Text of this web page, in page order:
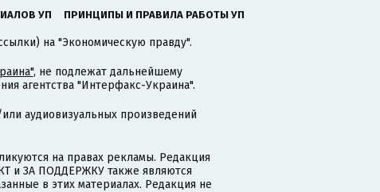
УП ПРИНЦИПЫ И ПРАВИЛА РАБОТЫ УП
на "Экономическую правду".
, не подлежат дальнейшему
агентства "Интерфакс-Украина".
аудиовизуальных произведений
на правах рекламы. Редакция
и ЗА ПОДДЕРЖКУ также являются
в этих материалах. Редакция не